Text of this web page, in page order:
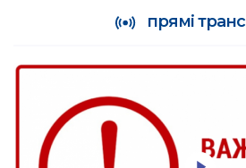
прямі